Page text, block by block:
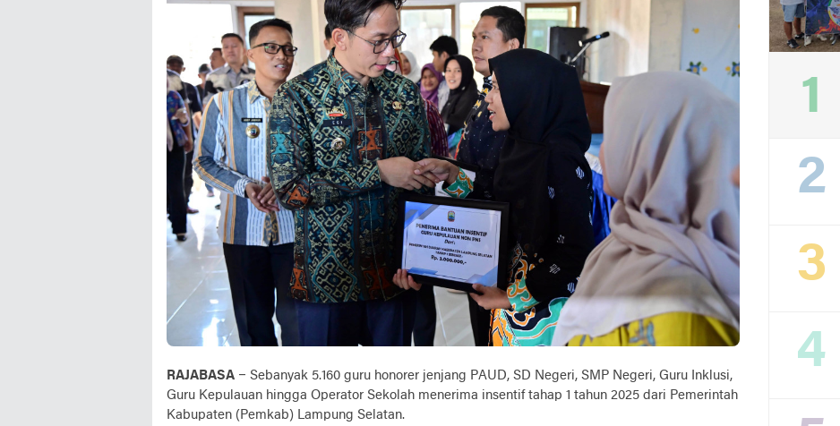
RAJABASA – Sebanyak 5.160 guru honorer jenjang PAUD, SD Negeri, SMP Negeri, Guru Inklusi,
Guru Kepulauan hingga Operator Sekolah menerima insentif tahap 1 tahun 2025 dari Pemerintah
Kabupaten (Pemkab) Lampung Selatan.